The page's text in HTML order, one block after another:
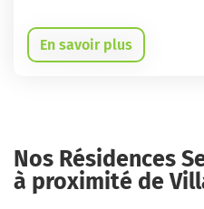
En savoir plus
Nos Résidences
à proximité de